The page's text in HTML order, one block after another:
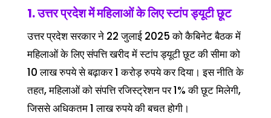
1. उत्तर प्रदेश में महिलाओं के लिए स्टांप ड्यूटी छूट
उत्तर प्रदेश सरकार ने 22 जुलाई 2025 को कैबिनेट बैठक में
महिलाओं के लिए संपत्ति खरीद में स्टांप ड्यूटी छूट की सीमा को
10 लाख रुपये से बढ़ाकर 1 करोड़ रुपये कर दिया। इस नीति के
तहत, महिलाओं को संपत्ति रजिस्ट्रेशन पर 1% की छूट मिलेगी,
जिससे अधिकतम 1 लाख रुपये की बचत होगी।